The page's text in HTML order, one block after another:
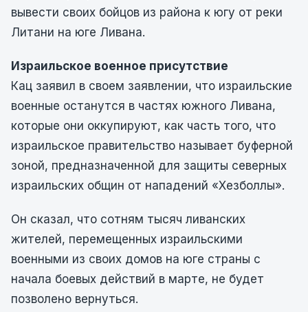
вывести своих бойцов из района к югу от реки
Литани на юге Ливана.
Израильское военное присутствие
Кац заявил в своем заявлении, что израильские
военные останутся в частях южного Ливана,
которые они оккупируют, как часть того, что
израильское правительство называет буферной
зоной, предназначенной для защиты северных
израильских общин от нападений «Хезболлы».
Он сказал, что сотням тысяч ливанских
жителей, перемещенных израильскими
военными из своих домов на юге страны с
начала боевых действий в марте, не будет
позволено вернуться.